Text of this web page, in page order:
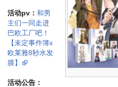
活动pv： 和男
主们一同走进
巴欧工厂吧！
【未定事件簿x
欧莱雅8秒水发
膜】
活动公告：